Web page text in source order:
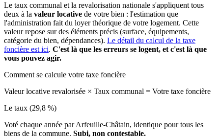
Le taux communal et la revalorisation nationale s'appliquent tous
deux à la valeur locative de votre bien : l'estimation que
l'administration fait du loyer théorique de votre logement. Cette
valeur repose sur des éléments précis (surface, équipements,
catégorie du bien, dépendances). Le détail du calcul de la taxe
foncière est ici. C'est là que les erreurs se logent, et c'est là que
vous pouvez agir.
Comment se calcule votre taxe foncière
Valeur locative revalorisée × Taux communal = Votre taxe foncière
Le taux (29,8 %)
Voté chaque année par Arfeuille-Châtain, identique pour tous les
biens de la commune. Subi, non contestable.